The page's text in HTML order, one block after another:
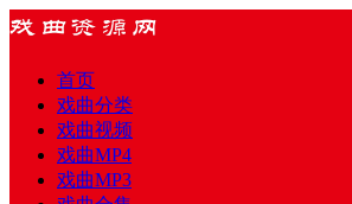
首页
戏曲分类
戏曲视频
戏曲MP4
戏曲MP3